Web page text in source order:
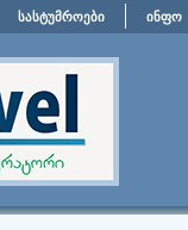
სასტუმროები ინფო